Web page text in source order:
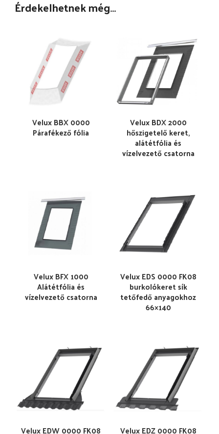
Érdekelhetnek még…
Velux BBX 0000
Párafékező fólia
Velux BDX 2000
hőszigetelő keret,
alátétfólia és
vízelvezető csatorna
Velux BFX 1000
Alátétfólia és
vízelvezető csatorna
Velux EDS 0000 FK08
burkolókeret sík
tetőfedő anyagokhoz
66×140
Velux EDW 0000 FK08 Velux EDZ 0000 FK08